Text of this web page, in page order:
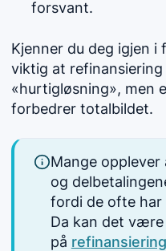
forsvant.
Kjenner du deg igjen i
viktig at refinansiering
«hurtigløsning», men
forbedrer totalbildet.
Mange
og
fordi de ofte
Da kan det
på